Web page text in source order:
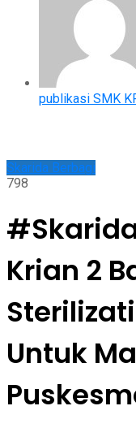
publikasi SMK
Skarida Berbagi
798
Krian 2
Untuk